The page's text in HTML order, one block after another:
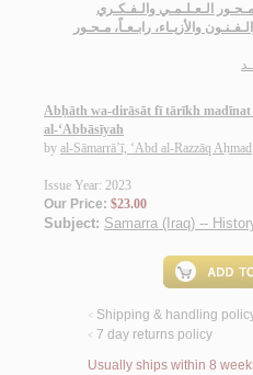
الـعـلـمـي والـفـكـري
والأزيـاء، رابـعـاً، مـحـور
Abḥāth wa-dirāsāt fī tārīkh madīnat
al-‘Abbāsīyah
by al-Sāmarrā’ī, ‘Abd al-Razzāq Aḥmad
Issue Year: 2023
Our Price: $23.00
Subject: Samarra (Iraq) --
< Shipping & handling
< 7 day returns policy
Usually ships within 8